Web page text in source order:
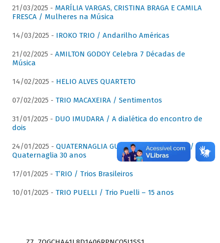
21/03/2025 - MARÍLIA VARGAS, CRISTINA BRAGA E CAMILA
FRESCA / Mulheres na Música
14/03/2025 - IROKO TRIO / Andarilho Américas
21/02/2025 - AMILTON GODOY Celebra 7 Décadas de
Música
14/02/2025 - HELIO ALVES QUARTETO
07/02/2025 - TRIO MACAXEIRA / Sentimentos
31/01/2025 - DUO IMUDARA / A dialética do encontro de
dois
24/01/2025 - QUATERNAGLIA GUITAR QUARTET (QGQ) /
Quaternaglia 30 anos
17/01/2025 - T’RIO / Trios Brasileiros
10/01/2025 - TRIO PUELLI / Trio Puelli – 15 anos